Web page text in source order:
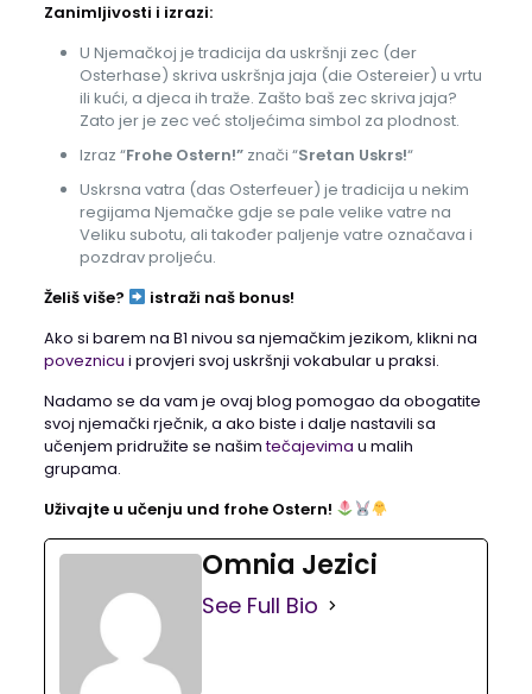
Zanimljivosti i izrazi:
U Njemačkoj je tradicija da uskršnji zec (der
Osterhase) skriva uskršnja jaja (die Ostereier) u vrtu
ili kući, a djeca ih traže. Zašto baš zec skriva jaja?
Zato jer je zec već stoljećima simbol za plodnost.
Izraz “Frohe Ostern!” znači “Sretan Uskrs!“
Uskrsna vatra (das Osterfeuer) je tradicija u nekim
regijama Njemačke gdje se pale velike vatre na
Veliku subotu, ali također paljenje vatre označava i
pozdrav proljeću.
Želiš više?
istraži naš bonus!
Ako si barem na B1 nivou sa njemačkim jezikom, klikni na
poveznicu i provjeri svoj uskršnji vokabular u praksi.
Nadamo se da vam je ovaj blog pomogao da obogatite
svoj njemački rječnik, a ako biste i dalje nastavili sa
učenjem pridružite se našimtečajevima u malih
grupama.
Uživajte u učenju und frohe Ostern!
Omnia Jezici
See Full Bio